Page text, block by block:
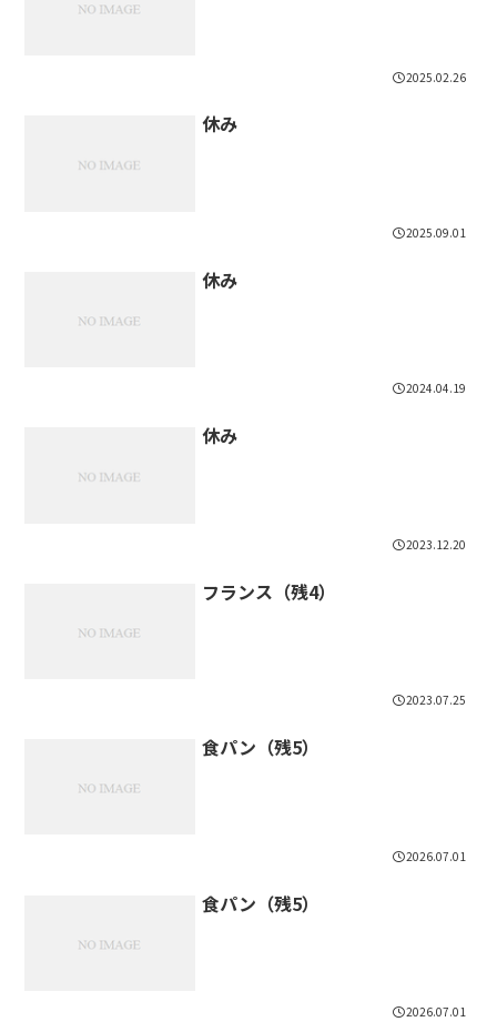
2025.02.26
休み
2025.09.01
休み
2024.04.19
休み
2023.12.20
フランス（残4）
2023.07.25
食パン（残5）
2026.07.01
食パン（残5）
2026.07.01